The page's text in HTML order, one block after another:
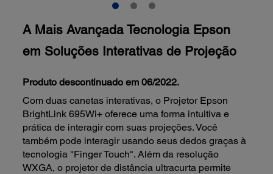
A Mais Avançada Tecnologia Epson
em Soluções Interativas de Projeção
Produto descontinuado em 06/2022.
Com duas canetas interativas, o Projetor Epson
BrightLink 695Wi+ oferece uma forma intuitiva e
prática de interagir com suas projeções. Você
também pode interagir usando seus dedos graças à
tecnologia "Finger Touch". Além da resolução
WXGA, o projetor de distância ultracurta permite